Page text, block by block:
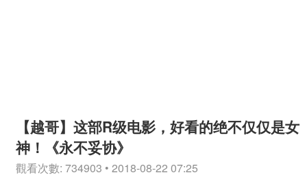
【越哥】这部R级电影，好看的绝不仅仅是女
神！《永不妥协》
觀看次數: 734903 • 2018-08-22 07:25